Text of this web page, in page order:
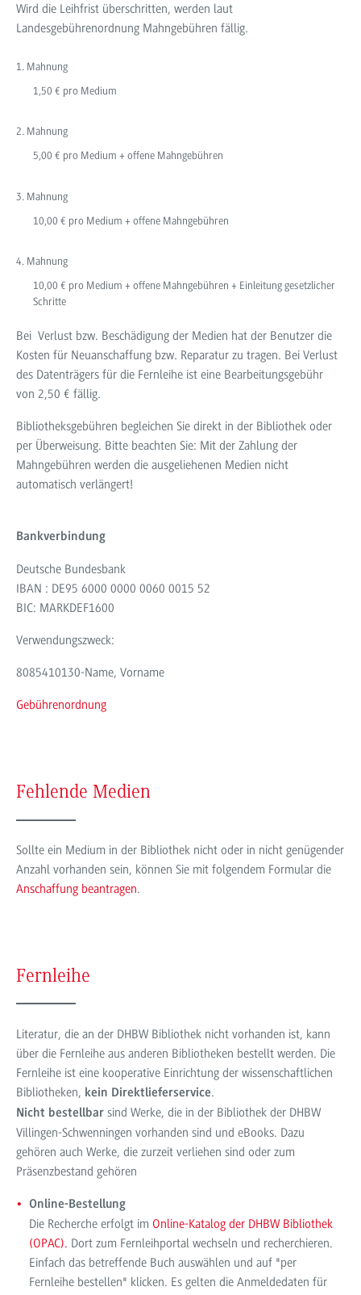
Wird die Leihfrist überschritten, werden laut
Landesgebührenordnung Mahngebühren fällig.
1. Mahnung
1,50 € pro Medium
2. Mahnung
5,00 € pro Medium + offene Mahngebühren
3. Mahnung
10,00 € pro Medium + offene Mahngebühren
4. Mahnung
10,00 € pro Medium + offene Mahngebühren + Einleitung gesetzlicher
Schritte
Bei Verlust bzw. Beschädigung der Medien hat der Benutzer die
Kosten für Neuanschaffung bzw. Reparatur zu tragen. Bei Verlust
des Datenträgers für die Fernleihe ist eine Bearbeitungsgebühr
von 2,50 € fällig.
Bibliotheksgebühren begleichen Sie direkt in der Bibliothek oder
per Überweisung. Bitte beachten Sie: Mit der Zahlung der
Mahngebühren werden die ausgeliehenen Medien nicht
automatisch verlängert!
Bankverbindung
Deutsche Bundesbank
IBAN : DE95 6000 0000 0060 0015 52
BIC: MARKDEF1600
Verwendungszweck:
8085410130-Name, Vorname
Gebührenordnung
Fehlende Medien
Sollte ein Medium in der Bibliothek nicht oder in nicht genügender
Anzahl vorhanden sein, können Sie mit folgendem Formular die
Anschaffung beantragen.
Fernleihe
Literatur, die an der DHBW Bibliothek nicht vorhanden ist, kann
über die Fernleihe aus anderen Bibliotheken bestellt werden. Die
Fernleihe ist eine kooperative Einrichtung der wissenschaftlichen
Bibliotheken, kein Direktlieferservice.
Nicht bestellbar sind Werke, die in der Bibliothek der DHBW
Villingen-Schwenningen vorhanden sind und eBooks. Dazu
gehören auch Werke, die zurzeit verliehen sind oder zum
Präsenzbestand gehören
Online-Bestellung
Die Recherche erfolgt im Online-Katalog der DHBW Bibliothek
(OPAC). Dort zum Fernleihportal wechseln und recherchieren.
Einfach das betreffende Buch auswählen und auf "per
Fernleihe bestellen" klicken. Es gelten die Anmeldedaten für